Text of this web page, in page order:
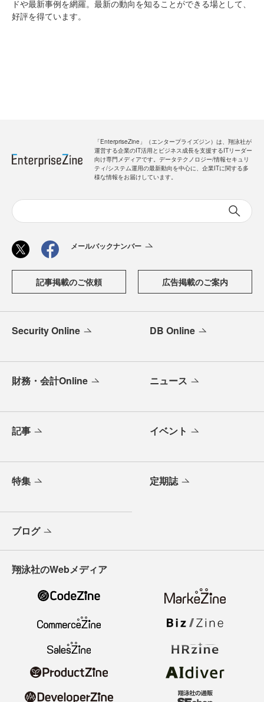
ドや最新事例を網羅。最新の動向を知ることができる場として、
好評を得ています。
「EnterpriseZine」（エンタープライズジン）は、翔泳社が
運営する企業のIT活用とビジネス成長を支援するITリーダー
向け専門メディアです。データテクノロジー/情報セキュリ
ティ/システム運用の最新動向を中心に、企業ITに関する多
様な情報をお届けしています。
メールバックナンバー
記事掲載のご依頼 広告掲載のご案内
Security Online DB Online
財務・会計Online ニュース
記事 イベント
特集 定期誌
ブログ
翔泳社のWebメディア